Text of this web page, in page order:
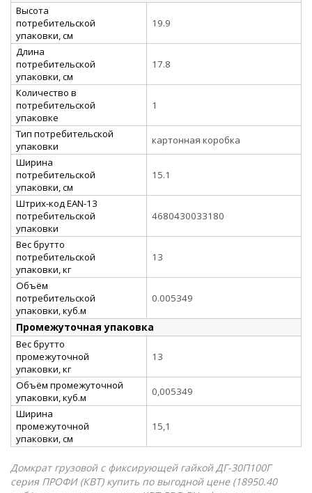
Высота
потребительской
упаковки, см
19.9
Длина
потребительской
упаковки, см
17.8
Количество в
потребительской
упаковке
1
Тип потребительской
упаковки
картонная коробка
Ширина
потребительской
упаковки, см
15.1
Штрих-код EAN-13
потребительской
упаковки
4680430033180
Вес брутто
потребительской
упаковки, кг
13
Объём
потребительской
упаковки, куб.м
0.005349
Промежуточная упаковка
Вес брутто
промежуточной
упаковки, кг
13
Объём промежуточной
упаковки, куб.м
0,005349
Ширина
промежуточной
упаковки, см
15,1
Домкрат грузовой с фиксирующей гайкой ДГ-30П100Г
серия ПРОФИ (КВТ) купить по выгодной цене (18950.40